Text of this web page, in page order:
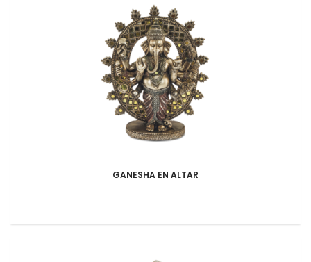
GANESHA EN ALTAR